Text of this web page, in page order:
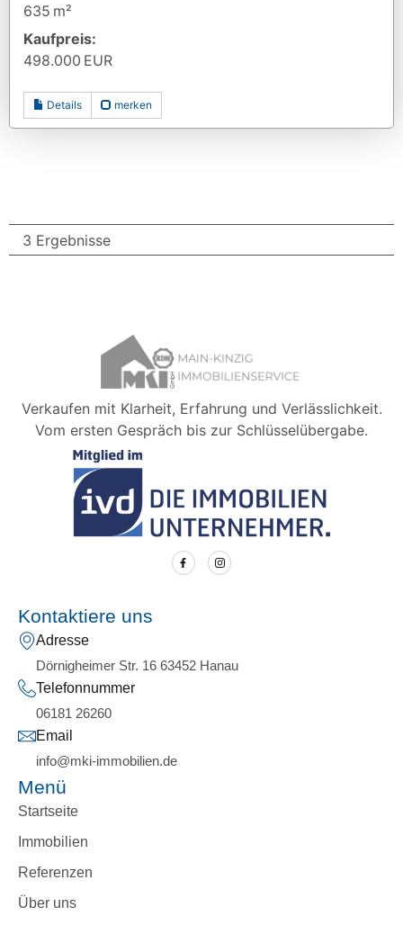
635 m²
Kaufpreis:
498.000 EUR
Details merken
3 Ergebnisse
Verkaufen mit Klarheit, Erfahrung und Verlässlichkeit.
Vom ersten Gespräch bis zur Schlüsselübergabe.
Kontaktiere uns
Adresse
Dörnigheimer Str. 16 63452 Hanau
Telefonnummer
06181 26260
Email
info@mki-immobilien.de
Menü
Startseite
Immobilien
Referenzen
Über uns